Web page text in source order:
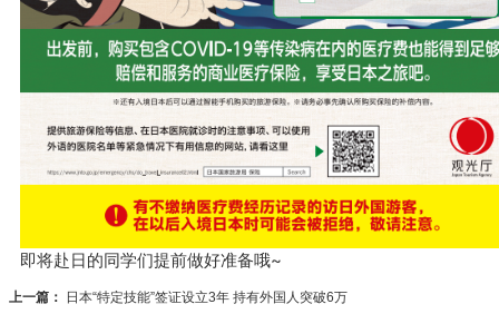
即将赴日的同学们提前做好准备哦~
上一篇：
日本“特定技能”签证设立3年 持有外国人突破6万